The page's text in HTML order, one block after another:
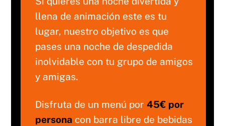
llena de animación este es tu
lugar, nuestro objetivo es que
pases una noche de despedida
inolvidable con tu grupo de amigos
y amigas.
Disfruta de un menú por45€ por
persona con barra libre de bebidas